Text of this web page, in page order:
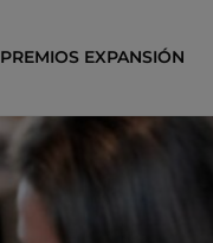
PREMIOS EXPANSIÓN